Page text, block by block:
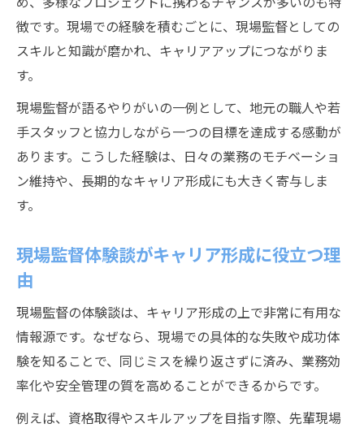
徴です。現場での経験を積むごとに、現場監督としての
スキルと知識が磨かれ、キャリアアップにつながりま
す。
現場監督が語るやりがいの一例として、地元の職人や若
手スタッフと協力しながら一つの目標を達成する感動が
あります。こうした経験は、日々の業務のモチベーショ
ン維持や、長期的なキャリア形成にも大きく寄与しま
す。
現場監督体験談がキャリア形成に役立つ理
由
現場監督の体験談は、キャリア形成の上で非常に有用な
情報源です。なぜなら、現場での具体的な失敗や成功体
験を知ることで、同じミスを繰り返さずに済み、業務効
率化や安全管理の質を高めることができるからです。
例えば、資格取得やスキルアップを目指す際、先輩現場